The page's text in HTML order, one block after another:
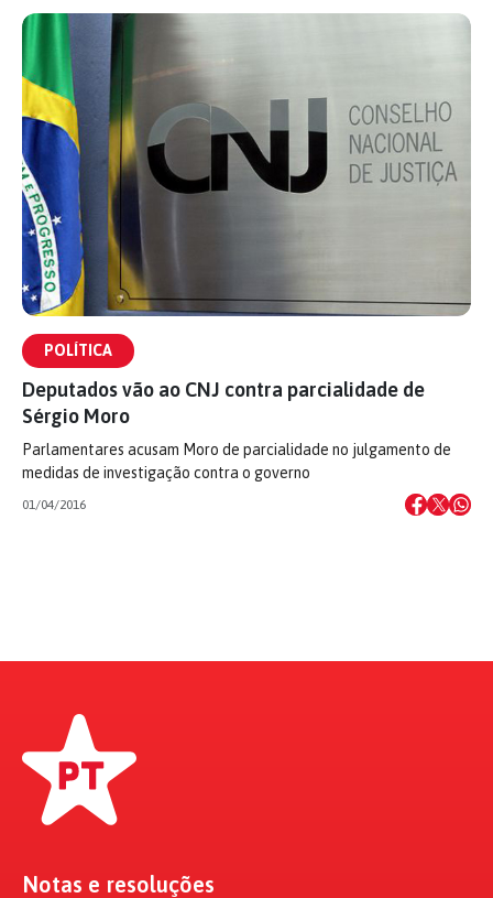
POLÍTICA
Deputados vão ao CNJ contra parcialidade de
Sérgio Moro
Parlamentares acusam Moro de parcialidade no julgamento de
medidas de investigação contra o governo
01/04/2016
Notas e resoluções